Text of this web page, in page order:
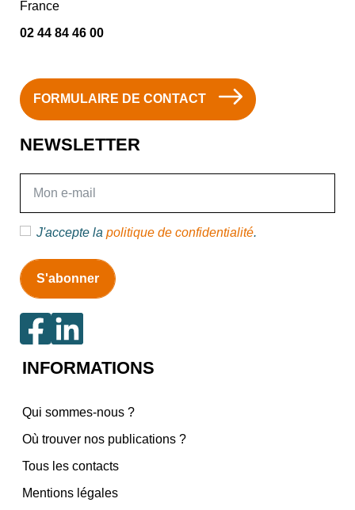
France
02 44 84 46 00
FORMULAIRE DE CONTACT
NEWSLETTER
J'accepte la politique de confidentialité.
INFORMATIONS
Qui sommes-nous ?
Où trouver nos publications ?
Tous les contacts
Mentions légales